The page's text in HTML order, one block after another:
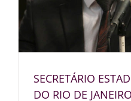
SECRETÁRIO
DO RIO DE